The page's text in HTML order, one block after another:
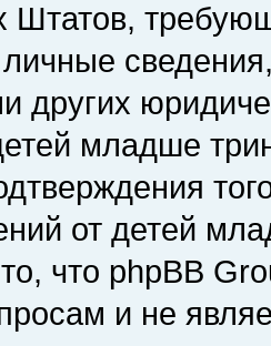
других
младше
от детей
что phpBB
и не